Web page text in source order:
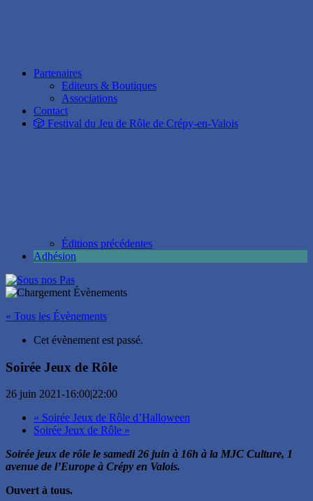
Partenaires
Editeurs & Boutiques
Associations
Contact
🎲 Festival du Jeu de Rôle de Crépy-en-Valois
Éditions précédentes
Adhésion
« Tous les Évènements
Cet évènement est passé.
Soirée Jeux de Rôle
26 juin 2021-16:00|22:00
« Soirée Jeux de Rôle d’Halloween
Soirée Jeux de Rôle »
Soirée jeux de rôle le samedi 26 juin à 16h à la MJC Culture, 1
avenue de l’Europe à Crépy en Valois.
Ouvert à tous.